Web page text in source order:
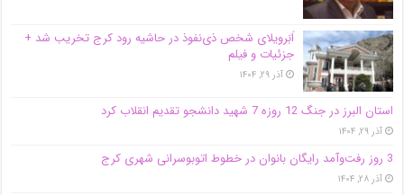
اَبَر‌ویلای شخص ذی‌نفوذ در حاشیه‌ رود کرج تخریب شد +
جزئیات و فیلم
آذر ۲۹, ۱۴۰۴
استان البرز در جنگ 12 روزه 7 شهید دانشجو تقدیم انقلاب کرد
آذر ۲۹, ۱۴۰۴
3 روز رفت‌وآمد رایگان بانوان در خطوط اتوبوسرانی شهری کرج
آذر ۲۸, ۱۴۰۴